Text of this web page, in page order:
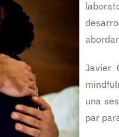
Javier
una
par